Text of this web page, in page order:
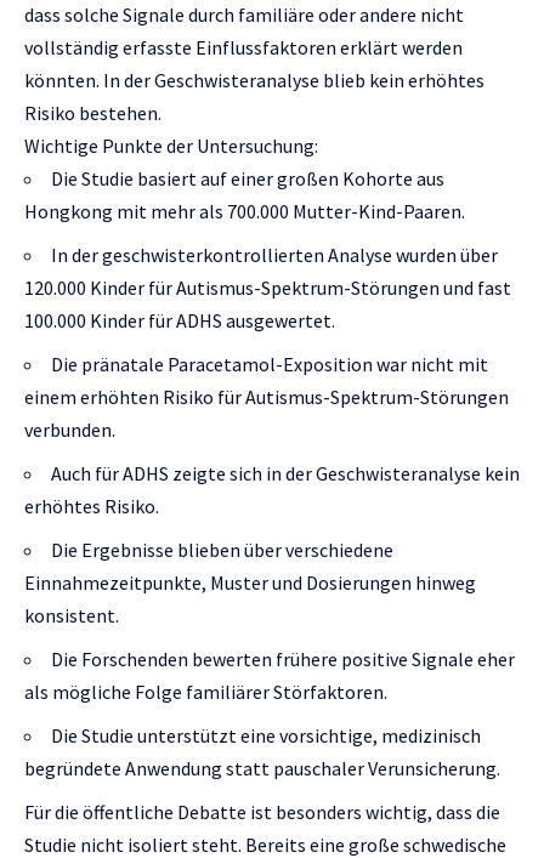
dass solche Signale durch familiäre oder andere nicht
vollständig erfasste Einflussfaktoren erklärt werden
könnten. In der Geschwisteranalyse blieb kein erhöhtes
Risiko bestehen.
Wichtige Punkte der Untersuchung:
Die Studie basiert auf einer großen Kohorte aus
Hongkong mit mehr als 700.000 Mutter-Kind-Paaren.
In der geschwisterkontrollierten Analyse wurden über
120.000 Kinder für Autismus-Spektrum-Störungen und fast
100.000 Kinder für ADHS ausgewertet.
Die pränatale Paracetamol-Exposition war nicht mit
einem erhöhten Risiko für Autismus-Spektrum-Störungen
verbunden.
Auch für ADHS zeigte sich in der Geschwisteranalyse kein
erhöhtes Risiko.
Die Ergebnisse blieben über verschiedene
Einnahmezeitpunkte, Muster und Dosierungen hinweg
konsistent.
Die Forschenden bewerten frühere positive Signale eher
als mögliche Folge familiärer Störfaktoren.
Die Studie unterstützt eine vorsichtige, medizinisch
begründete Anwendung statt pauschaler Verunsicherung.
Für die öffentliche Debatte ist besonders wichtig, dass die
Studie nicht isoliert steht. Bereits eine große schwedische